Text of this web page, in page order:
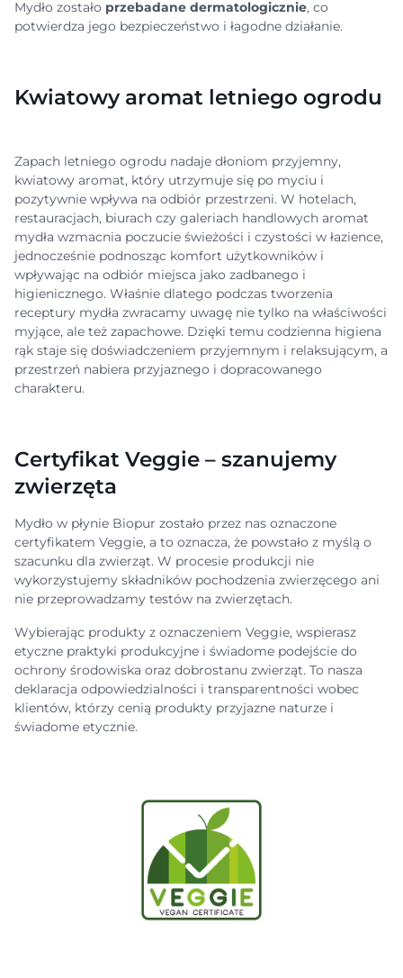
Mydło zostało przebadane dermatologicznie, co
potwierdza jego bezpieczeństwo i łagodne działanie.
Kwiatowy aromat letniego ogrodu
Zapach letniego ogrodu nadaje dłoniom przyjemny,
kwiatowy aromat, który utrzymuje się po myciu i
pozytywnie wpływa na odbiór przestrzeni. W hotelach,
restauracjach, biurach czy galeriach handlowych aromat
mydła wzmacnia poczucie świeżości i czystości w łazience,
jednocześnie podnosząc komfort użytkowników i
wpływając na odbiór miejsca jako zadbanego i
higienicznego. Właśnie dlatego podczas tworzenia
receptury mydła zwracamy uwagę nie tylko na właściwości
myjące, ale też zapachowe. Dzięki temu codzienna higiena
rąk staje się doświadczeniem przyjemnym i relaksującym, a
przestrzeń nabiera przyjaznego i dopracowanego
charakteru.
Certyfikat Veggie – szanujemy
zwierzęta
Mydło w płynie Biopur zostało przez nas oznaczone
certyfikatem Veggie, a to oznacza, że powstało z myślą o
szacunku dla zwierząt. W procesie produkcji nie
wykorzystujemy składników pochodzenia zwierzęcego ani
nie przeprowadzamy testów na zwierzętach.
Wybierając produkty z oznaczeniem Veggie, wspierasz
etyczne praktyki produkcyjne i świadome podejście do
ochrony środowiska oraz dobrostanu zwierząt. To nasza
deklaracja odpowiedzialności i transparentności wobec
klientów, którzy cenią produkty przyjazne naturze i
świadome etycznie.